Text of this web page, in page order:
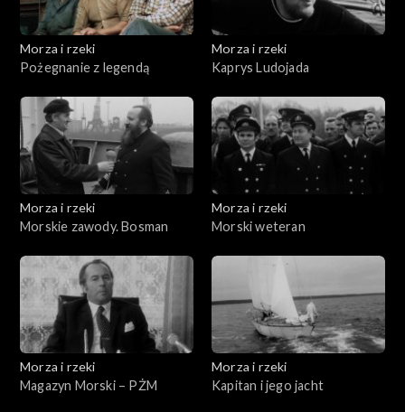
Morza i rzeki
Pożegnanie z legendą
Morza i rzeki
Kaprys Ludojada
Morza i rzeki
Morskie zawody. Bosman
Morza i rzeki
Morski weteran
Morza i rzeki
Magazyn Morski – PŻM
Morza i rzeki
Kapitan i jego jacht